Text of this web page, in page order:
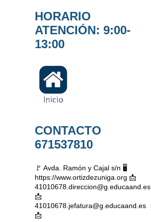
HORARIO
ATENCIÓN: 9:00-
13:00
CONTACTO
671537810
🚩 Avda. Ramón y Cajal s/n 🖥️
https://www.ortizdezuniga.org 📩
41010678.direccion@g.educaand.es
📩
41010678.jefatura@g.educaand.es
📩